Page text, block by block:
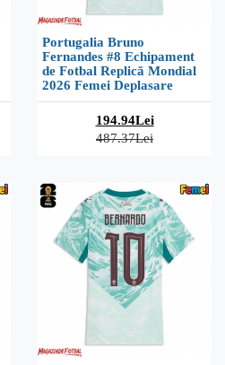
Portugalia Bruno
Fernandes #8 Echipament
de Fotbal Replică Mondial
2026 Femei Deplasare
194.94Lei
487.37Lei